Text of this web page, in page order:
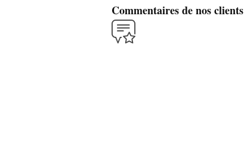
Commentaires de nos clients